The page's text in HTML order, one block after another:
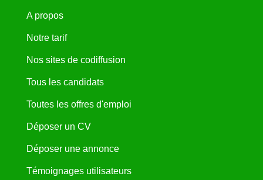
A propos
Notre tarif
Nos sites de codiffusion
Tous les candidats
Toutes les offres d'emploi
Déposer un CV
Déposer une annonce
Témoignages utilisateurs